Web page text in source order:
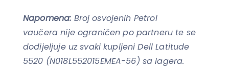
Napomena: Broj osvojenih Petrol
vaučera nije ograničen po partneru te se
dodijeljuje uz svaki kupljeni Dell Latitude
5520 (N018L552015EMEA-56) sa lagera.